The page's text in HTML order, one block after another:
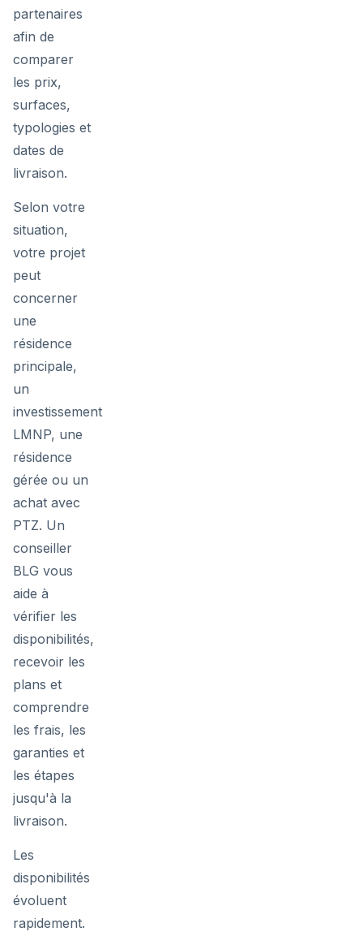
partenaires
afin de
comparer
les prix,
surfaces,
typologies et
dates de
livraison.
Selon votre
situation,
votre projet
peut
concerner
une
résidence
principale,
un
investissement
LMNP, une
résidence
gérée ou un
achat avec
PTZ. Un
conseiller
BLG vous
aide à
vérifier les
disponibilités,
recevoir les
plans et
comprendre
les frais, les
garanties et
les étapes
jusqu'à la
livraison.
Les
disponibilités
évoluent
rapidement.